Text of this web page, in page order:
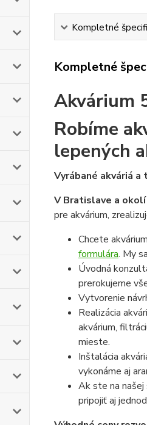
Kompletné
Kompletné
Akvárium
Robíme
lepených
Vyrábané akváriá
V Bratislave a
pre akvárium,
Chcete
formulára. My
Úvodná
prerokujeme
Vytvorenie
Realizácia
akvárium,
mieste.
Inštalácia
vykonáme aj
Ak ste na našej
pripojiť aj